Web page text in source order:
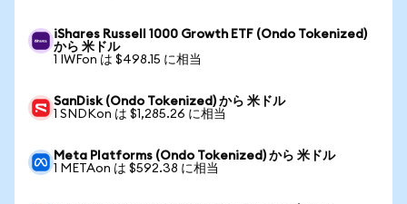
iShares Russell 1000 Growth ETF (Ondo Tokenized)
から 米ドル
1 IWFon は $498.15 に相当
SanDisk (Ondo Tokenized) から 米ドル
1 SNDKon は $1,285.26 に相当
Meta Platforms (Ondo Tokenized) から 米ドル
1 METAon は $592.38 に相当